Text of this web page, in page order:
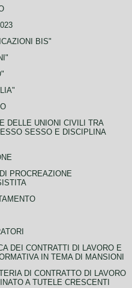
BIS"
DELLE UNIONI CIVILI TRA
SESSO E DISCIPLINA
PROCREAZIONE
DEI CONTRATTI DI LAVORO E
IN TEMA DI MANSIONI
DI CONTRATTO DI LAVORO
A TUTELE CRESCENTI